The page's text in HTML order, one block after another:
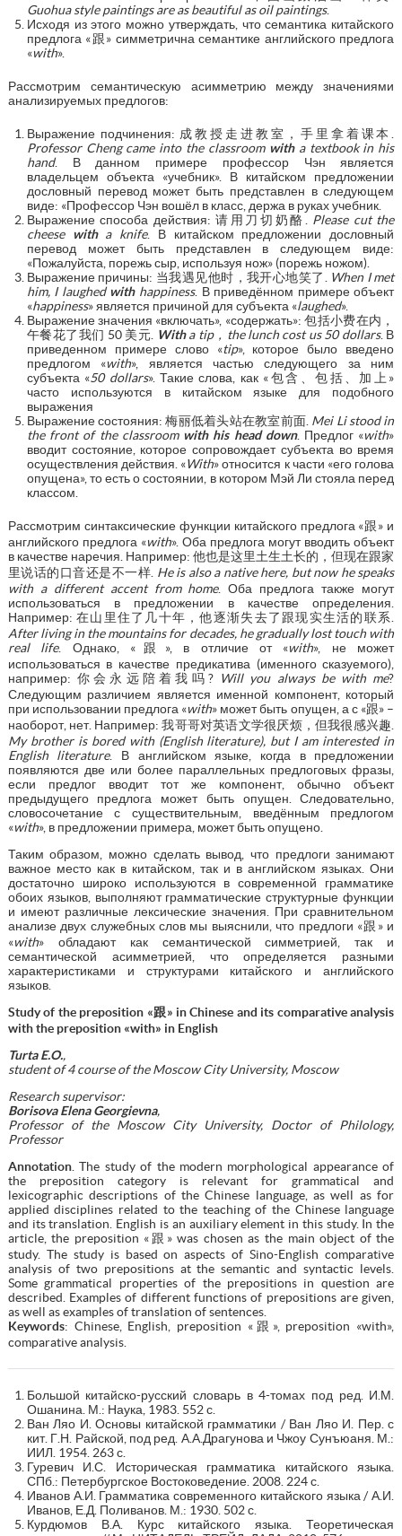
Guohua style paintings are as beautiful as oil paintings.
Исходя из этого можно утверждать, что семантика китайского
предлога «跟» симметрична семантике английского предлога
«with».
Рассмотрим семантическую асимметрию между значениями
анализируемых предлогов:
Выражение подчинения: 成教授走进教室，手里拿着课本.
Professor Cheng came into the classroom witha textbook in his
hand. В данном примере профессор Чэн является
владельцем объекта «учебник». В китайском предложении
дословный перевод может быть представлен в следующем
виде: «Профессор Чэн вошёл в класс, держа в руках учебник.
Выражение способа действия: 请用刀切奶酪. Please cut the
cheese
witha knife. В китайском предложении дословный
перевод может быть представлен в следующем виде:
«Пожалуйста, порежь сыр, используя нож» (порежь ножом).
Выражение причины: 当我遇见他时，我开心地笑了.
When I met
him, I laughed withhappiness. В приведённом примере объект
«happiness» является причиной для субъекта «laughed».
Выражение значения «включать», «содержать»: 包括小费在内，
午餐花了我们 50 美元. Witha tip，the lunch cost us 50 dollars. В
приведенном примере слово «tip», которое было введено
предлогом «with», является частью следующего за ним
субъекта «50 dollars». Такие слова, как «包含、包括、加上»
часто используются в китайском языке для подобного
выражения
Выражение состояния: 梅丽低着头站在教室前面. Mei Li stood in
the front of the classroom with his head down. Предлог «with»
вводит состояние, которое сопровождает субъекта во время
осуществления действия. «With» относится к части «его голова
опущена», то есть о состоянии, в котором Мэй Ли стояла перед
классом.
Рассмотрим синтаксические функции китайского предлога «跟» и
английского предлога «with». Оба предлога могут вводить объект
в качестве наречия. Например: 他也是这里土生土长的，但现在跟家
里说话的口音还是不一样. He is also a native here, but now he speaks
with a different accent from home. Оба предлога также могут
использоваться в предложении в качестве определения.
Например: 在山里住了几十年，他逐渐失去了跟现实生活的联系.
After living in the mountains for decades, he gradually lost touch with
real life. Однако, «跟», в отличие от «with», не может
использоваться в качестве предикатива (именного сказуемого),
например: 你会永远陪着我吗? Will you always be with me?
Следующим различием является именной компонент, который
при использовании предлога «with» может быть опущен, а с «跟» –
наоборот, нет. Например: 我哥哥对英语文学很厌烦，但我很感兴趣.
My brother is bored with (English literature), but I am interested in
English literature. В английском языке, когда в предложении
появляются две или более параллельных предлоговых фразы,
если предлог вводит тот же компонент, обычно объект
предыдущего предлога может быть опущен. Следовательно,
словосочетание с существительным, введённым предлогом
«with», в предложении примера, может быть опущено.
Таким образом, можно сделать вывод, что предлоги занимают
важное место как в китайском, так и в английском языках. Они
достаточно широко используются в современной грамматике
обоих языков, выполняют грамматические структурные функции
и имеют различные лексические значения. При сравнительном
анализе двух служебных слов мы выяснили, что предлоги «跟» и
«with» обладают как семантической симметрией, так и
семантической асимметрией, что определяется разными
характеристиками и структурами китайского и английского
языков.
Study of the preposition «跟» in Chinese and its comparative analysis
with the preposition «with» in English
Turta E.O.,
student of 4 course of the Moscow City University, Moscow
Research supervisor:
Borisova Elena Georgievna,
Professor of the Moscow City University, Doctor of Philology,
Professor
Annotation. The study of the modern morphological appearance of
the preposition category is relevant for grammatical and
lexicographic descriptions of the Chinese language, as well as for
applied disciplines related to the teaching of the Chinese language
and its translation. English is an auxiliary element in this study. In the
article, the preposition «跟» was chosen as the main object of the
study. The study is based on aspects of Sino-English comparative
analysis of two prepositions at the semantic and syntactic levels.
Some grammatical properties of the prepositions in question are
described. Examples of different functions of prepositions are given,
as well as examples of translation of sentences.
Keywords: Chinese, English, preposition «跟», preposition «with»,
comparative analysis.
Большой китайско-русский словарь в 4-томах под ред. И.М.
Ошанина. М.: Наука, 1983. 552 с.
Ван Ляо И. Основы китайской грамматики / Ван Ляо И. Пер. с
кит. Г.Н. Райской, под ред. А.А.Драгунова и Чжоу Сунъюаня. М.:
ИИЛ. 1954. 263 с.
Гуревич И.С. Историческая грамматика китайского языка.
СПб.: Петербургское Востоковедение. 2008. 224 с.
Иванов А.И. Грамматика современного китайского языка / А.И.
Иванов, Е.Д. Поливанов. М.: 1930. 502 с.
Курдюмов В.А. Курс китайского языка. Теоретическая